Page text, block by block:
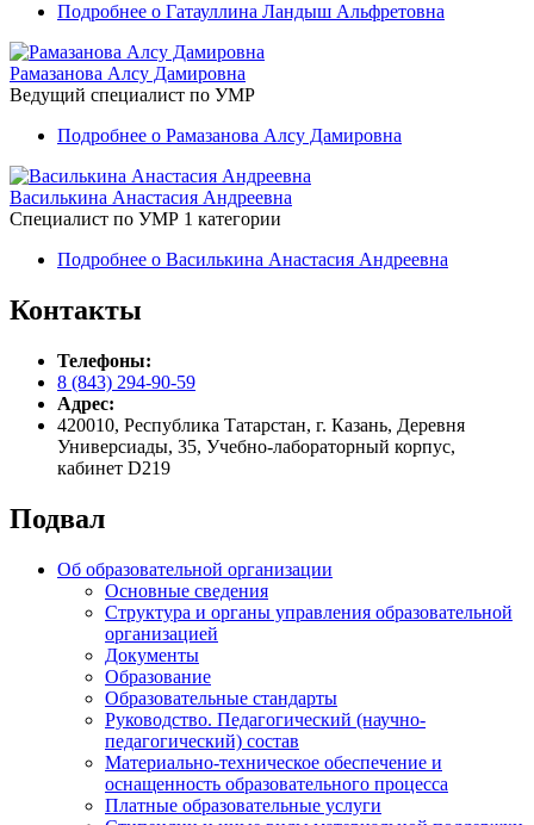
Подробнее о Гатауллина Ландыш Альфретовна
Рамазанова Алсу Дамировна
Ведущий специалист по УМР
Подробнее о Рамазанова Алсу Дамировна
Василькина Анастасия Андреевна
Специалист по УМР 1 категории
Подробнее о Василькина Анастасия Андреевна
Контакты
Телефоны:
8 (843) 294-90-59
Адрес:
420010, Республика Татарстан, г. Казань, Деревня
Универсиады, 35, Учебно-лабораторный корпус,
кабинет D219
Подвал
Об образовательной организации
Основные сведения
Структура и органы управления образовательной
организацией
Документы
Образование
Образовательные стандарты
Руководство. Педагогический (научно-
педагогический) состав
Материально-техническое обеспечение и
оснащенность образовательного процесса
Платные образовательные услуги